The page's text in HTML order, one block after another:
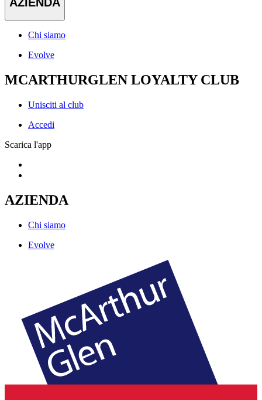
Chi siamo
Evolve
MCARTHURGLEN LOYALTY CLUB
Unisciti al club
Accedi
Scarica l'app
AZIENDA
Chi siamo
Evolve